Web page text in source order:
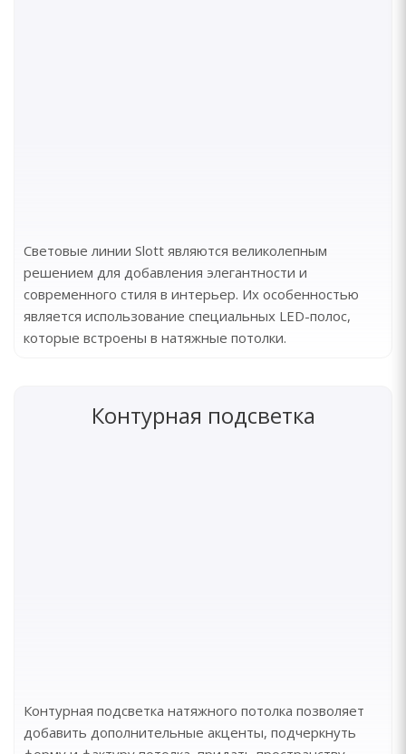
Световые линии Slott являются великолепным
решением для добавления элегантности и
современного стиля в интерьер. Их особенностью
является использование специальных LED-полос,
которые встроены в натяжные потолки.
Контурная подсветка
Контурная подсветка натяжного потолка позволяет
добавить дополнительные акценты, подчеркнуть